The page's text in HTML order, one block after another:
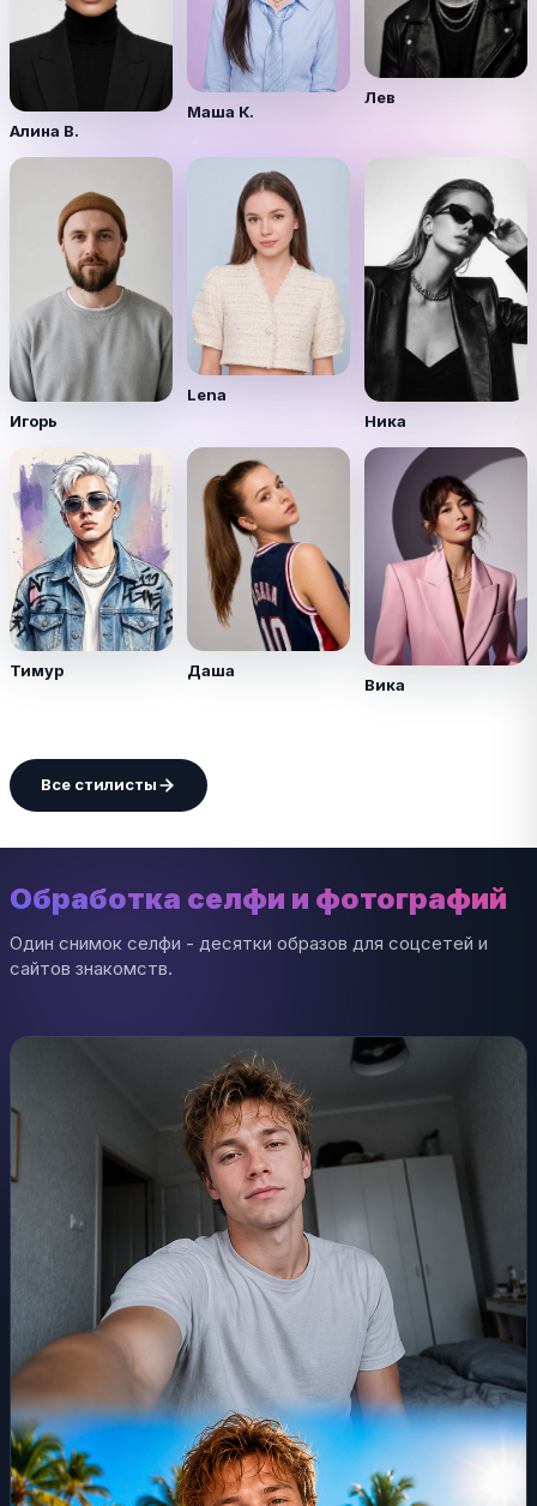
Алина В.
Маша К.
Лев
Игорь
Lena
Ника
Тимур Даша
Вика
Все стилисты
Обработка селфи и фотографий
Один снимок селфи - десятки образов для соцсетей и
сайтов знакомств.